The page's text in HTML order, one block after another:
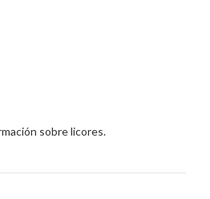
sobre licores.